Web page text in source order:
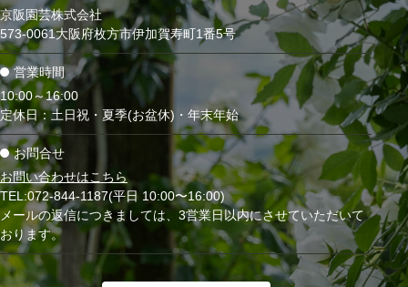
京阪園芸株式会社
573-0061大阪府枚方市伊加賀寿町1番5号
営業時間
10:00～16:00
定休日：土日祝・夏季(お盆休)・年末年始
お問合せ
お問い合わせはこちら
TEL:072-844-1187(平日 10:00〜16:00)
メールの返信につきましては、3営業日以内にさせていただいて
おります。